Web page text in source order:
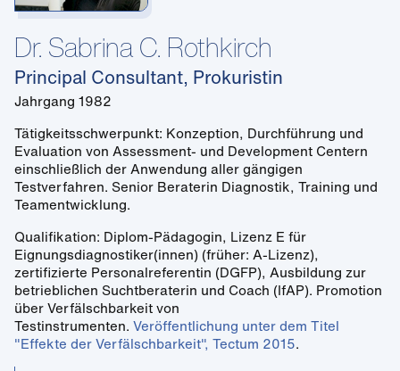
Dr. Sabrina C. Rothkirch
Principal Consultant, Prokuristin
Jahrgang 1982
Tätigkeitsschwerpunkt: Konzeption, Durchführung und
Evaluation von Assessment- und Development Centern
einschließlich der Anwendung aller gängigen
Testverfahren. Senior Beraterin Diagnostik, Training und
Teamentwicklung.
Qualifikation: Diplom-Pädagogin, Lizenz E für
Eignungsdiagnostiker(innen) (früher: A-Lizenz),
zertifizierte Personalreferentin (DGFP), Ausbildung zur
betrieblichen Suchtberaterin und Coach (IfAP). Promotion
über Verfälschbarkeit von
Testinstrumenten. Veröffentlichung unter dem Titel
"Effekte der Verfälschbarkeit", Tectum 2015.